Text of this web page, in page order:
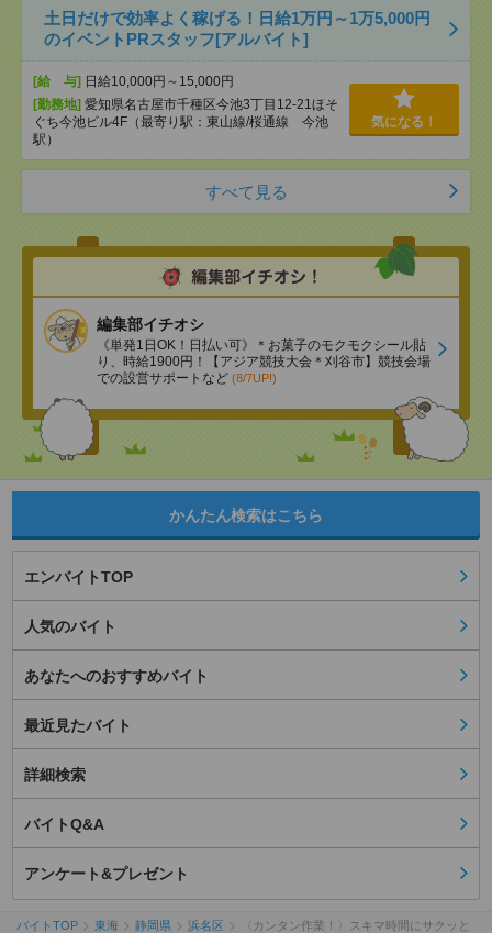
土日だけで効率よく稼げる！日給1万円～1万5,000円
のイベントPRスタッフ[アルバイト]
[給 与] 日給10,000円～15,000円
[勤務地] 愛知県名古屋市千種区今池3丁目12-21ほそ
ぐち今池ビル4F（最寄り駅：東山線/桜通線 今池
駅）
気になる！
すべて見る
編集部イチオシ
《単発1日OK！日払い可》＊お菓子のモクモクシール貼
り、時給1900円！【アジア競技大会＊刈谷市】競技会場
での設営サポートなど (8/7UP!)
かんたん検索はこちら
エンバイトTOP
人気のバイト
あなたへのおすすめバイト
最近見たバイト
詳細検索
バイトQ&A
アンケート&プレゼント
バイトTOP 東海 静岡県 浜名区 〈カンタン作業！〉スキマ時間にサクッと